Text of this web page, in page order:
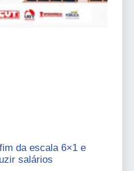
da escala 6×1 e
salários